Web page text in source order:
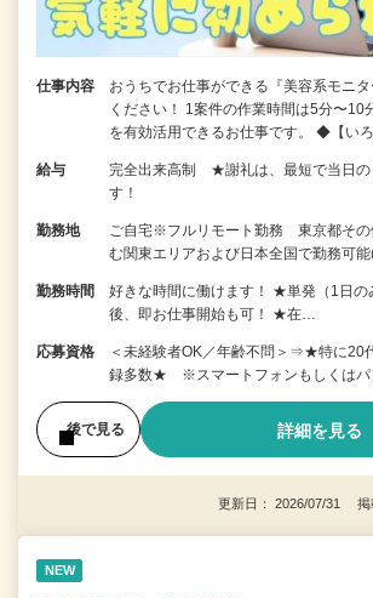
仕事内容
おうちでお仕事ができる『美容系モニ
ください！ 1案件の作業時間は5分〜10
を有効活用できるお仕事です。 ◆【い
給与
完全出来高制 ★謝礼は、最短で当日の
す！
勤務地
ご自宅※フルリモート勤務 東京都その
む関東エリアおよび日本全国で勤務可
勤務時間
好きな時間に働けます！ ★単発（1日
後、即お仕事開始も可！ ★在…
応募資格
＜未経験者OK／年齢不問＞⇒★特に20
録多数★ ※スマートフォンもしくはパ
後で見る 詳細を見る
更新日： 2026/07/31 掲
NEW